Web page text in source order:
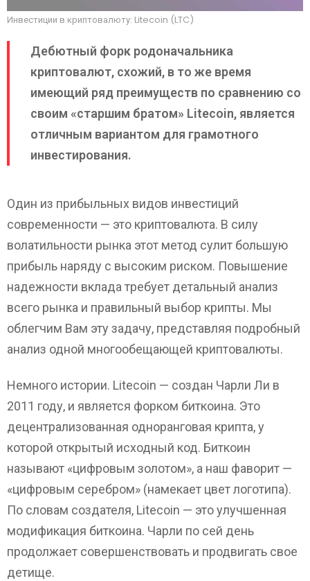
Инвестиции в криптовалюту: Litecoin (LTC)
Дебютный форк родоначальника
криптовалют, схожий, в то же время
имеющий ряд преимуществ по сравнению со
своим «старшим братом» Litecoin, является
отличным вариантом для грамотного
инвестирования.
Один из прибыльных видов инвестиций
современности — это криптовалюта. В силу
волатильности рынка этот метод сулит большую
прибыль наряду с высоким риском. Повышение
надежности вклада требует детальный анализ
всего рынка и правильный выбор крипты. Мы
облегчим Вам эту задачу, представляя подробный
анализ одной многообещающей криптовалюты.
Немного истории. Litеcoin — создан Чарли Ли в
2011 году, и является форком биткоина. Это
децентрализованная одноранговая крипта, у
которой открытый исходный код. Биткоин
называют «цифровым золотом», а наш фаворит —
«цифрoвым серебром» (намекает цвет логотипа).
По словам создателя, Litecoin — это улучшенная
модификация биткоина. Чарли по сей день
продолжает совершенствовать и продвигать свое
детище.